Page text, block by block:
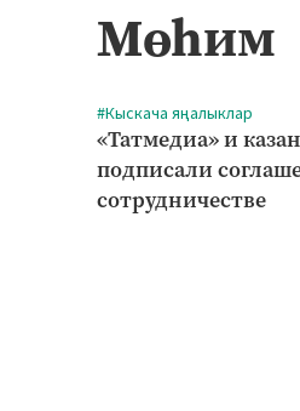
Мөһим
#Кыскача яңалыклар
«Татмедиа» и
подписали
сотрудничестве